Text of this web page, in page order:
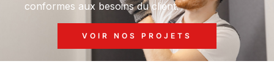
conformes aux besoins duclient.
VOIR NOS PROJETS